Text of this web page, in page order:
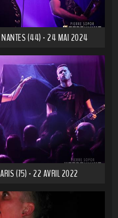
NANTES (44) - 24 MAI 2024
(75) - 22 AVRIL 2022